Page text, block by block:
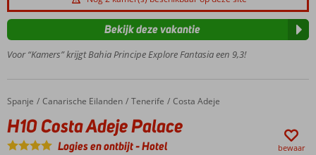
hotel
opgezet
met
zwembaden
Sprookjeskasteel
Veel
faciliteiten
Voor “Kamers” krijgt Bahia Principe Explore Fantasia een 9,3!
Bekijk deze vakantie
Home
Spanje Canarische Eilanden Tenerife Costa Adeje
H10 Costa Adeje Palace
H10 Costa Adeje Palace
Logies en ontbijt-Hotel bewaar